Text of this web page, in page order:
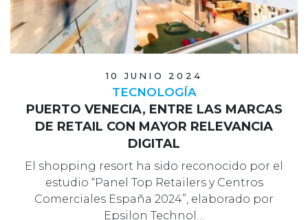
10 JUNIO 2024
TECNOLOGÍA
PUERTO VENECIA, ENTRE LAS MARCAS
DE RETAIL CON MAYOR RELEVANCIA
DIGITAL
El shopping resort ha sido reconocido por el
estudio “Panel Top Retailers y Centros
Comerciales España 2024”, elaborado por
Epsilon Technol…